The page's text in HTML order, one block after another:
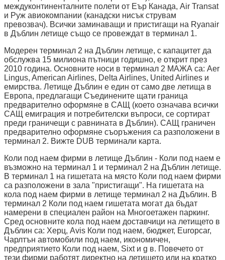
междуконтиненталните полети от Еър Канада, Air Transat
и Руж авиокомпании (канадски нисък струвам
превозвач). Всички заминаващи и пристигащи на Ryanair
в Дъблин летище също се провеждат в терминал 1.
Модерен терминал 2 на Дъблин летище, с капацитет да
обслужва 15 милиона пътници годишно, е открит през
2010 година. Основните носи в терминал 2 МАЖА са: Aer
Lingus, American Airlines, Delta Airlines, United Airlines и
емирства. Летище Дъблин е един от само две летища в
Европа, предлагащи Съединените щати граница
предварително оформяне в САЩ (което означава всички
САЩ емиграция и потребителски въпроси, се сортират
преди граничещи с равнината в Дъблин). САЩ граничен
предварително оформяне съоръжения са разположени в
терминал 2. Вижте DUB терминали карта.
Коли под наем фирми в летище Дъблин - Коли под наем е
възможно на терминал 1 и терминал 2 на Дъблин летище.
В терминал 1 на гишетата на място Коли под наем фирми
са разположени в зала "пристигащи". На гишетата на
кола под наем фирми в летище терминал 2 на Дъблин. В
терминал 2 Коли под наем гишетата могат да бъдат
намерени в специален район на Многоетажен паркинг.
Сред основните кола под наем доставчици на летището в
Дъблин са: Херц, Avis Коли под наем, бюджет, Europcar,
Чарлтън автомобили под наем, икономичен,
предприятието Коли под наем, Sixt и g в. Повечето от
тези фирми работят директно на летището или на кратко